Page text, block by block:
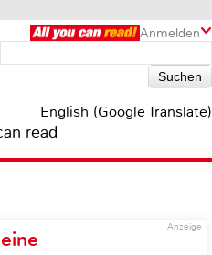
Anmelden
English (Google Translate)
read
Anzeige